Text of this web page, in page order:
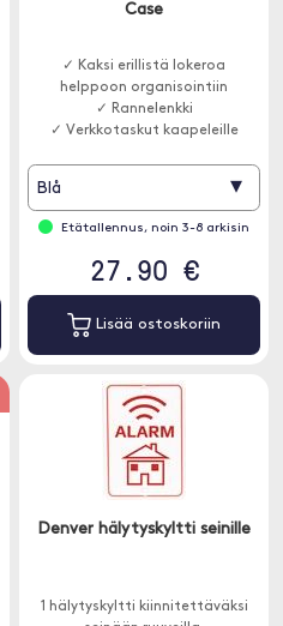
Case
✓ Kaksi erillistä lokeroa
helppoon organisointiin
✓ Rannelenkki
✓ Verkkotaskut kaapeleille
Blå ▾
Etätallennus, noin 3-8 arkisin
27.90 €
Lisää ostoskoriin
Denver hälytyskyltti seinille
1 hälytyskyltti kiinnitettäväksi